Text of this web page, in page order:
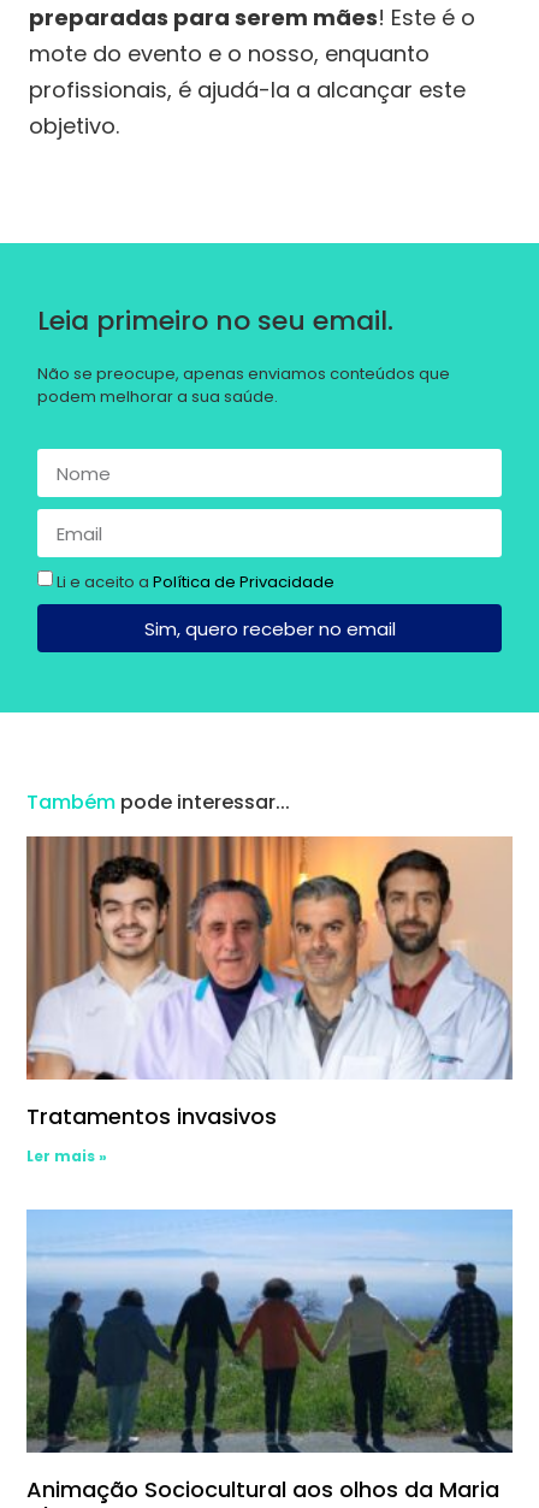
preparadas para serem mães! Este é o
mote do evento e o nosso, enquanto
profissionais, é ajudá-la a alcançar este
objetivo.
Leia primeiro no seu email.
Não se preocupe, apenas enviamos conteúdos que
podem melhorar a sua saúde.
Li e aceito a Política de Privacidade
Sim, quero receber no email
Também pode interessar...
Tratamentos invasivos
Ler mais »
Animação Sociocultural aos olhos da Maria